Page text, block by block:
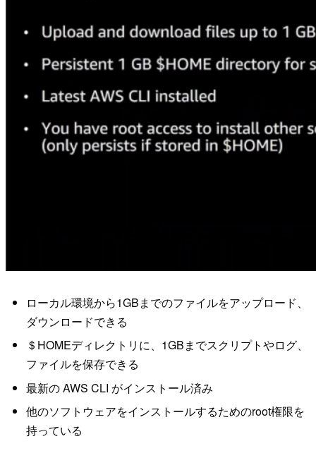
ローカル環境から1GBまでのファイルをアップロード、
ダウンロードできる
＄HOMEディレクトリに、1GBまでスクリプトやログ、
ファイルを保存できる
最新の AWS CLI がインストール済み
他のソフトウェアをインストールするためのroot権限を
持っている